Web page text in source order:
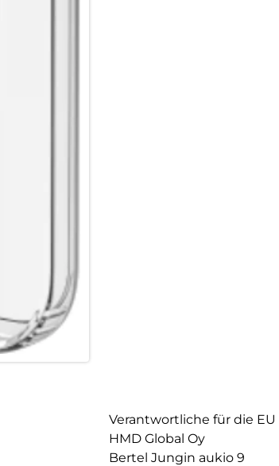
Verantwortliche für die EU
HMD Global Oy
Bertel Jungin aukio 9